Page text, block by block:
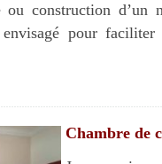
construction d’un
pour faciliter
Chambre de